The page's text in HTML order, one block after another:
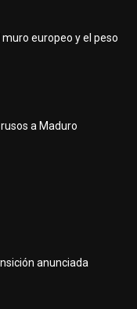
europeo y el peso
a Maduro
anunciada